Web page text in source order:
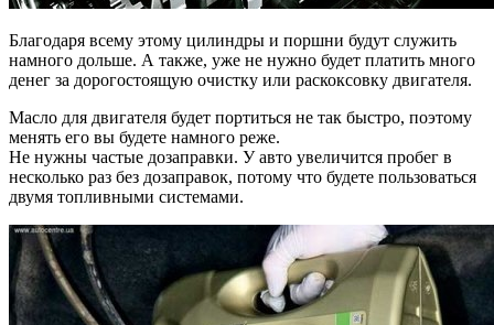
Благодаря всему этому цилиндры и поршни будут служить
намного дольше. А также, уже не нужно будет платить много
денег за дорогостоящую очистку или раскоксовку двигателя.
Масло для двигателя будет портиться не так быстро, поэтому
менять его вы будете намного реже.
Не нужны частые дозаправки. У авто увеличится пробег в
несколько раз без дозаправок, потому что будете пользоваться
двумя топливными системами.